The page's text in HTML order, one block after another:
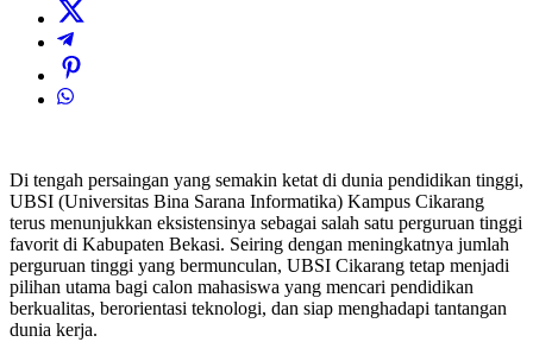
Di tengah persaingan yang semakin ketat di dunia pendidikan tinggi,
UBSI (Universitas Bina Sarana Informatika) Kampus Cikarang
terus menunjukkan eksistensinya sebagai salah satu perguruan tinggi
favorit di Kabupaten Bekasi. Seiring dengan meningkatnya jumlah
perguruan tinggi yang bermunculan, UBSI Cikarang tetap menjadi
pilihan utama bagi calon mahasiswa yang mencari pendidikan
berkualitas, berorientasi teknologi, dan siap menghadapi tantangan
dunia kerja.